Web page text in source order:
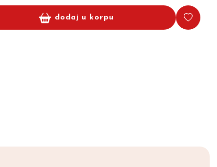
dodaj u korpu